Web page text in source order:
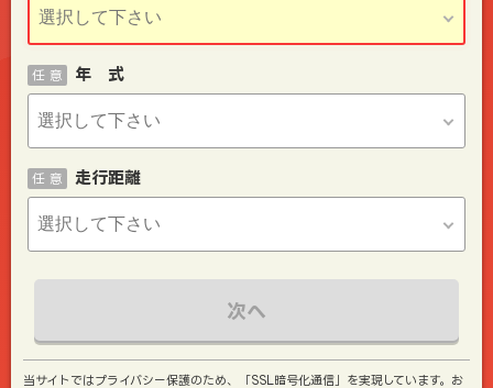
年 式
任 意
走行距離
任 意
次へ
当サイトではプライバシー保護のため、「SSL暗号化通信」を実現しています。お